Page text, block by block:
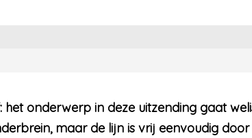
onderwerp in deze uitzending gaat
maar de lijn is vrij eenvoudig